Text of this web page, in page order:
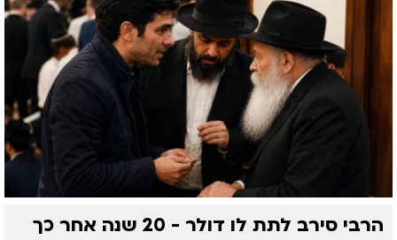
הרבי סירב לתת לו דולר - 20 שנה אחר כך